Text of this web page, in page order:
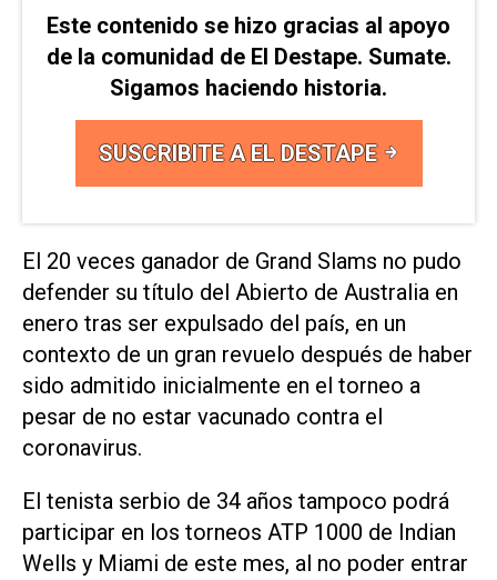
Este contenido se hizo gracias al apoyo
de la comunidad de El Destape. Sumate.
Sigamos haciendo historia.
SUSCRIBITE A EL DESTAPE
El 20 veces ganador de Grand Slams no pudo
defender su título del Abierto de Australia en
enero tras ser expulsado del país, en un
contexto de un gran revuelo después de haber
sido admitido inicialmente en el torneo a
pesar de no estar vacunado contra el
coronavirus.
El tenista serbio de 34 años tampoco podrá
participar en los torneos ATP 1000 de Indian
Wells y Miami de este mes, al no poder entrar